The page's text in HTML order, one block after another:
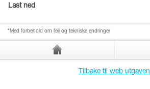
Last ned
*Med forbehold om feil og tekniske endringer
Tilbake til web utgaven